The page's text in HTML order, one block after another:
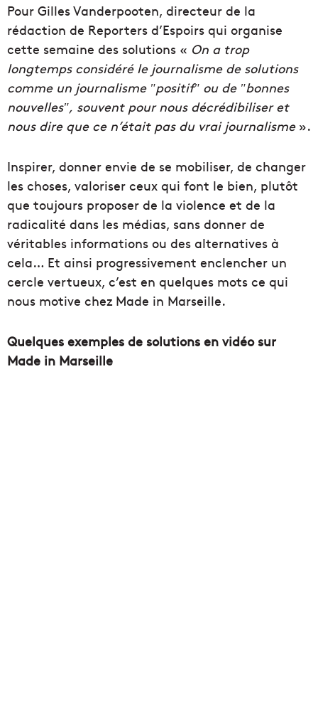
Pour Gilles Vanderpooten, directeur de la
rédaction de Reporters d’Espoirs qui organise
cette semaine des solutions « On a trop
longtemps considéré le journalisme de solutions
comme un journalisme ʺpositifʺ ou de ʺbonnes
nouvellesʺ, souvent pour nous décrédibiliser et
nous dire que ce n’était pas du vrai journalisme ».
Inspirer, donner envie de se mobiliser, de changer
les choses, valoriser ceux qui font le bien, plutôt
que toujours proposer de la violence et de la
radicalité dans les médias, sans donner de
véritables informations ou des alternatives à
cela… Et ainsi progressivement enclencher un
cercle vertueux, c’est en quelques mots ce qui
nous motive chez Made in Marseille.
Quelques exemples de solutions en vidéo sur
Made in Marseille